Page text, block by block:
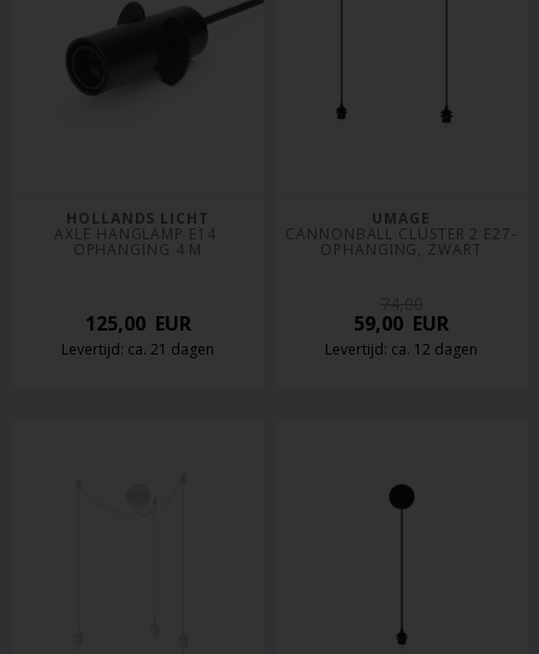
HOLLANDS LICHT
AXLE HANGLAMP E14
OPHANGING 4 M
125,00EUR
Levertijd: ca. 21 dagen
UMAGE
CANNONBALL CLUSTER 2 E27-
OPHANGING, ZWART
59,00 EUR
Levertijd: ca. 12 dagen